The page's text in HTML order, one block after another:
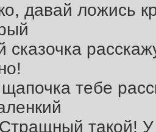
давай ложись
сказочка
тебе
Стращный такой!